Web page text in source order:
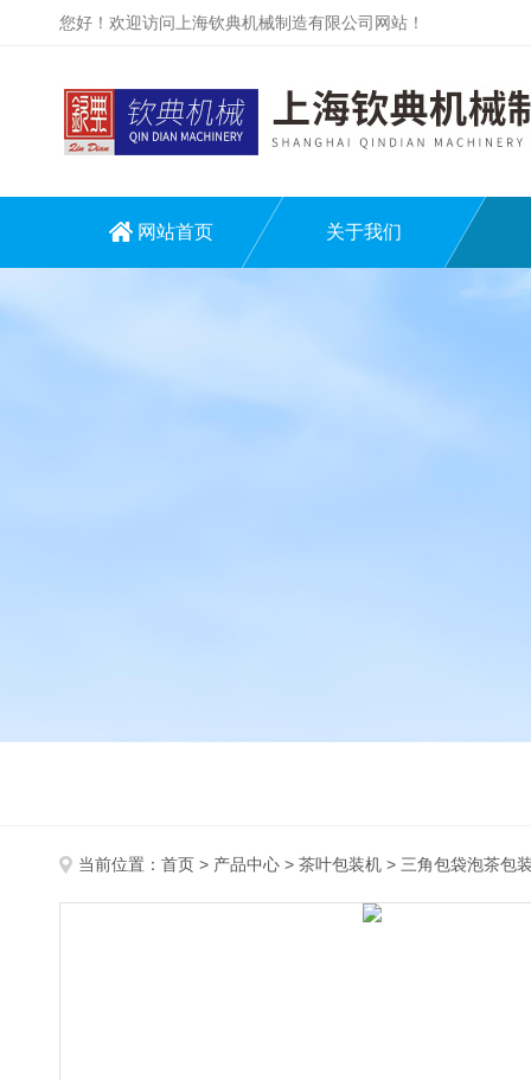
您好！欢迎访问上海钦典机械制造有限公司网站！
网站首页 关于我们
当前位置： 首页 > 产品中心 > 茶叶包装机 > 三角包袋泡茶包